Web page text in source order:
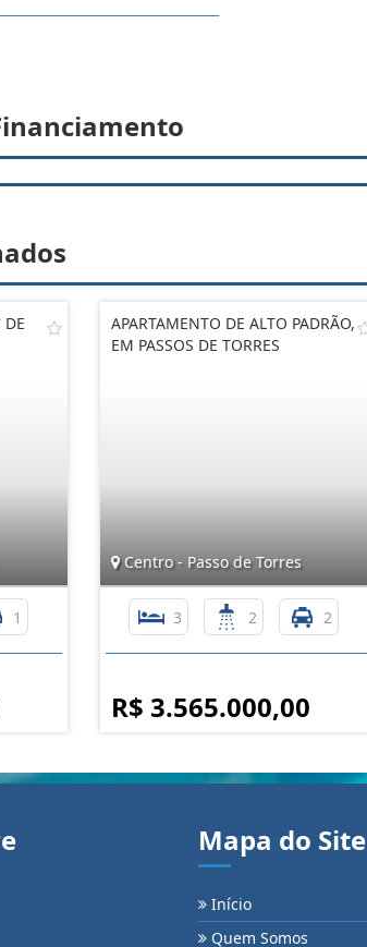
DE
1
APARTAMENTO DE ALTO PADRÃO,
EM PASSOS DE TORRES
Centro - Passo de Torres
3 2 2
R$ 3.565.000,00
Mapa do Site
Início
Quem Somos